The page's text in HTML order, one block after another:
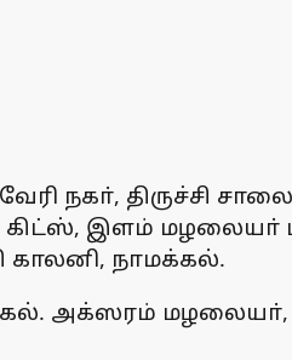
நகா், திருச்சி
இளம் மழலையா்
நாமக்கல்.
அக்ஸரம்